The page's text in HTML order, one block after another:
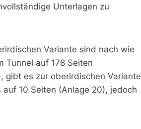
Unterlagen zu
Variante sind nach wie
Tunnel auf 178 Seiten
gibt es zur oberirdischen Variante
10 Seiten (Anlage 20), jedoch